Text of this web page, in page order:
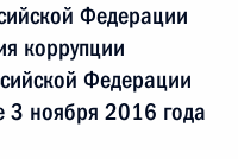
Федерации
коррупции
Федерации
3 ноября 2016 года